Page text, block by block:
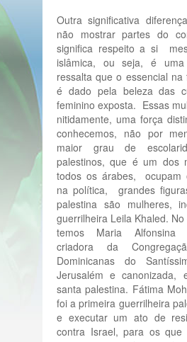
Outra significativa
não mostrar partes do
significa respeito a si
islâmica, ou seja, é uma
ressalta que o essencial na
é dado pela beleza das
feminino exposta. Essas
nitidamente, uma força
conhecemos, não por
maior grau de
palestinos, que é um dos
todos os árabes, ocupam
na política, grandes
palestina são mulheres,
guerrilheira Leila Khaled.
temos Maria Alfonsina
criadora da
Dominicanas do
Jerusalém e canonizada,
santa palestina. Fátima
foi a primeira guerrilheira
e executar um ato de
contra Israel, para os